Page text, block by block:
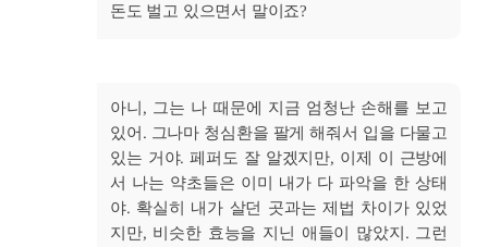
돈도 벌고 있으면서 말이죠?
아니, 그는 나 때문에 지금 엄청난 손해를 보고
있어. 그나마 청심환을 팔게 해줘서 입을 다물고
있는 거야. 페퍼도 잘 알겠지만, 이제 이 근방에
서 나는 약초들은 이미 내가 다 파악을 한 상태
야. 확실히 내가 살던 곳과는 제법 차이가 있었
지만, 비슷한 효능을 지닌 애들이 많았지. 그런